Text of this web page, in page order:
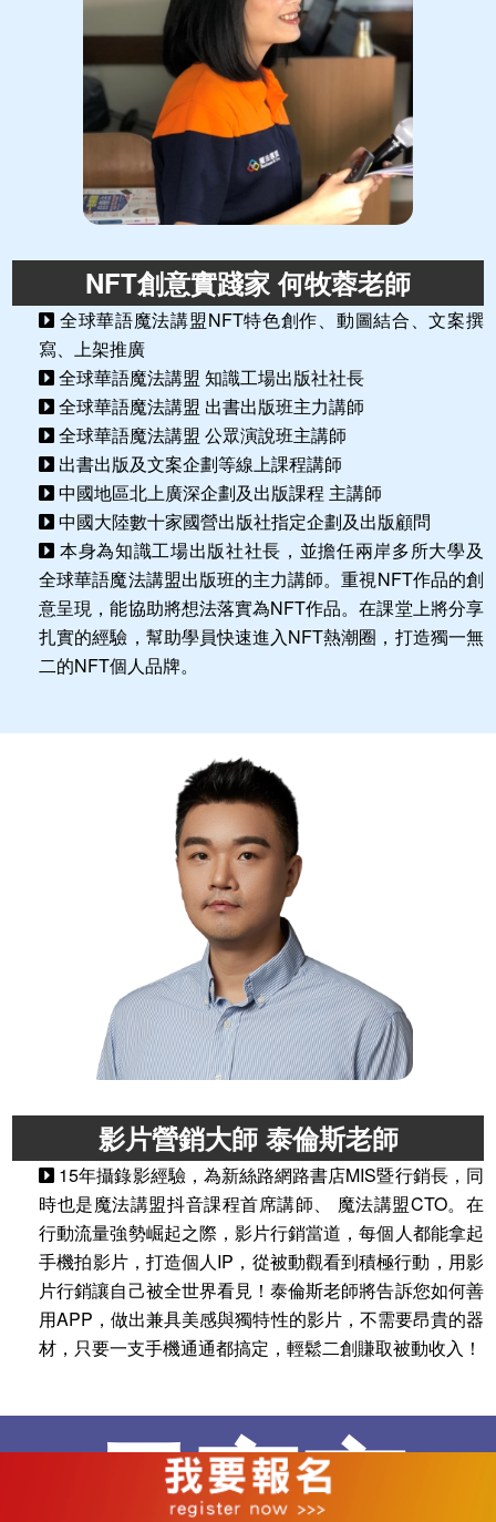
NFT創意實踐家 何牧蓉老師
全球華語魔法講盟NFT特色創作、動圖結合、文案撰
寫、上架推廣
全球華語魔法講盟 知識工場出版社社長
全球華語魔法講盟 出書出版班主力講師
全球華語魔法講盟 公眾演說班主講師
出書出版及文案企劃等線上課程講師
中國地區北上廣深企劃及出版課程 主講師
中國大陸數十家國營出版社指定企劃及出版顧問
本身為知識工場出版社社長，並擔任兩岸多所大學及
全球華語魔法講盟出版班的主力講師。重視NFT作品的創
意呈現，能協助將想法落實為NFT作品。在課堂上將分享
扎實的經驗，幫助學員快速進入NFT熱潮圈，打造獨一無
二的NFT個人品牌。
影片營銷大師 泰倫斯老師
15年攝錄影經驗，為新絲路網路書店MIS暨行銷長，同
時也是魔法講盟抖音課程首席講師、 魔法講盟CTO。在
行動流量強勢崛起之際，影片行銷當道，每個人都能拿起
手機拍影片，打造個人IP，從被動觀看到積極行動，用影
片行銷讓自己被全世界看見！泰倫斯老師將告訴您如何善
用APP，做出兼具美感與獨特性的影片，不需要昂貴的器
材，只要一支手機通通都搞定，輕鬆二創賺取被動收入！
元宇宙